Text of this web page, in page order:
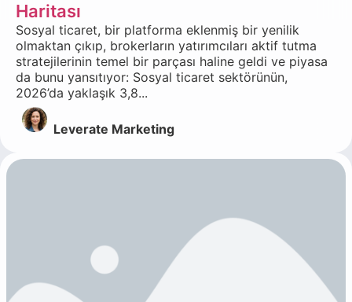
Haritası
Sosyal ticaret, bir platforma eklenmiş bir yenilik
olmaktan çıkıp, brokerların yatırımcıları aktif tutma
stratejilerinin temel bir parçası haline geldi ve piyasa
da bunu yansıtıyor: Sosyal ticaret sektörünün,
2026’da yaklaşık 3,8...
Leverate Marketing